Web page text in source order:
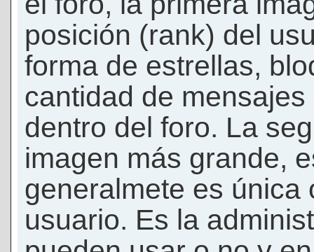
posición (rank) del
forma de estrellas,
cantidad de
dentro del foro. La
imagen más grande,
generalmete es única
usuario. Es la